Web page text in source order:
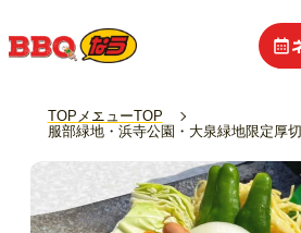
TOP メニューTOP
服部緑地・浜寺公園・大泉緑地限定厚